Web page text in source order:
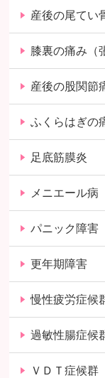
産後の尾てい
膝裏の痛み（
産後の股関節
ふくらはぎの
足底筋膜炎
メニエール病
パニック障害
更年期障害
慢性疲労症候
過敏性腸症候
ＶＤＴ症候群